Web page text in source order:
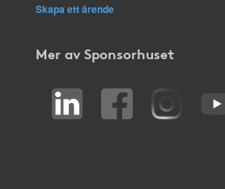
Skapa ett ärende
Mer av Sponsorhuset